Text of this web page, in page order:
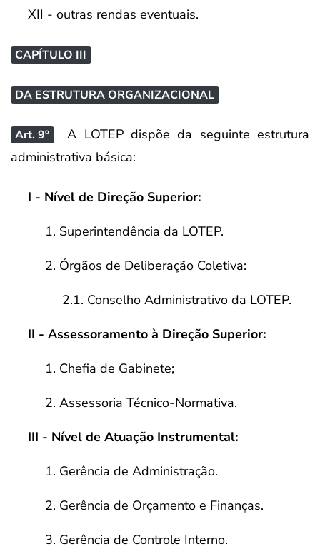
XII - outras rendas eventuais.
CAPÍTULO III
DA ESTRUTURA ORGANIZACIONAL
Art. 9º
A LOTEP dispõe da seguinte estrutura
administrativa básica:
I - Nível de Direção Superior:
1. Superintendência da LOTEP.
2. Órgãos de Deliberação Coletiva:
2.1. Conselho Administrativo da LOTEP.
II - Assessoramento à Direção Superior:
1. Chefia de Gabinete;
2. Assessoria Técnico-Normativa.
III - Nível de Atuação Instrumental:
1. Gerência de Administração.
2. Gerência de Orçamento e Finanças.
3. Gerência de Controle Interno.